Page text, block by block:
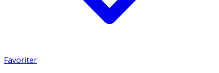
Favoriter